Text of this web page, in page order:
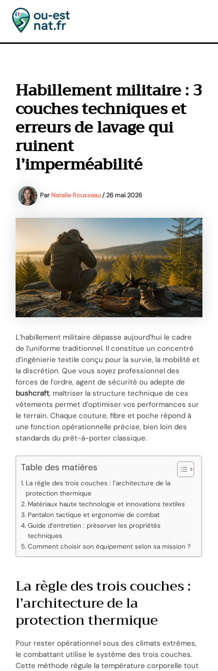
contenu
Habillement militaire : 3
couches techniques et
erreurs de lavage qui
ruinent
l’imperméabilité
Par Natalie Rousseau/26 mai 2026
L’habillement militaire dépasse aujourd’hui le cadre
de l’uniforme traditionnel. Il constitue un concentré
d’ingénierie textile conçu pour la survie, la mobilité et
la discrétion. Que vous soyez professionnel des
forces de l’ordre, agent de sécurité ou adepte de
bushcraft, maîtriser la structure technique de ces
vêtements permet d’optimiser vos performances sur
le terrain. Chaque couture, fibre et poche répond à
une fonction opérationnelle précise, bien loin des
standards du prêt-à-porter classique.
Table des matières
La règle des trois couches : l’architecture de la
protection thermique
Matériaux haute technologie et innovations textiles
Pantalon tactique et ergonomie de combat
Guide d’entretien : préserver les propriétés
techniques
Comment choisir son équipement selon sa mission ?
La règle des trois couches :
l’architecture de la
protection thermique
Pour rester opérationnel sous des climats extrêmes,
le combattant utilise le système des trois couches.
Cette méthode régule la température corporelle tout